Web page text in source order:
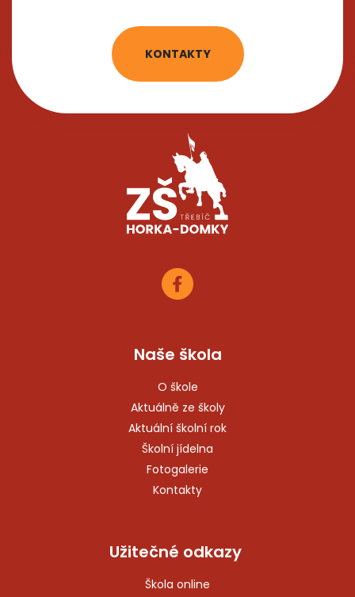
KONTAKTY
Naše škola
O škole
Aktuálně ze školy
Aktuální školní rok
Školní jídelna
Fotogalerie
Kontakty
Užitečné odkazy
Škola online